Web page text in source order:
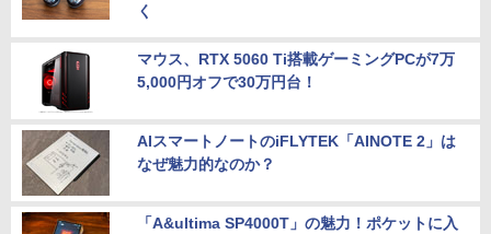
く
マウス、RTX 5060 Ti搭載ゲーミングPCが7万
5,000円オフで30万円台！
AIスマートノートのiFLYTEK「AINOTE 2」は
なぜ魅力的なのか？
「A&ultima SP4000T」の魅力！ポケットに入